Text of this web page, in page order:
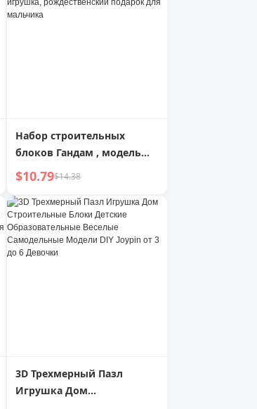
Набор строительных
блоков Гандам , модель
трансформации меха,
головоломка Кинг-Конг ,
детская игрушка,
рождественский подарок
для мальчика
$10.79$14.38
3D Трехмерный Пазл
Игрушка Дом